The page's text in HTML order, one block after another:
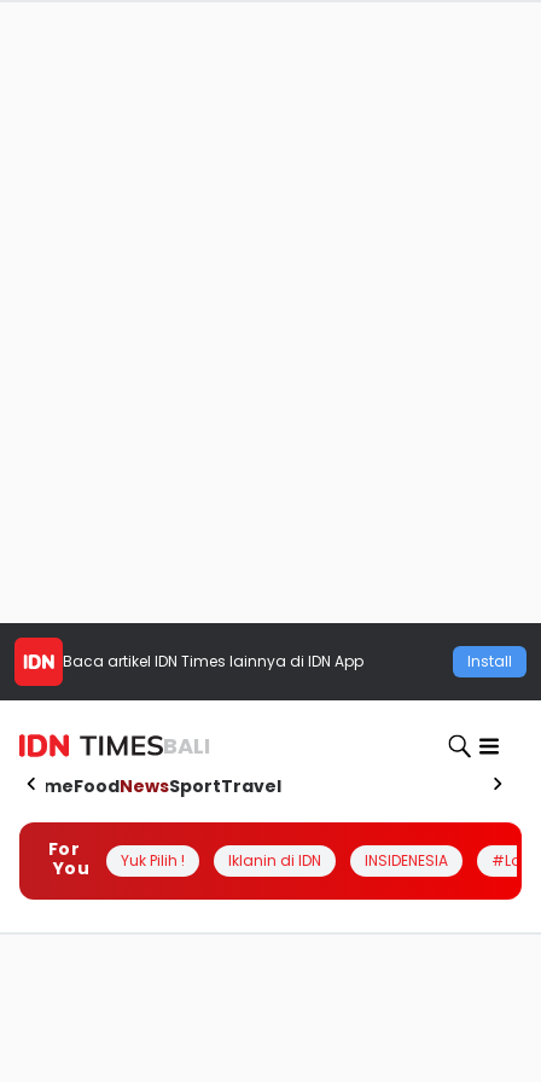
Baca artikel IDN Times lainnya di IDN App Install
BALI
HomeFoodNewsSportTravel
For
You
Yuk Pilih ! Iklanin di IDN INSIDENESIA